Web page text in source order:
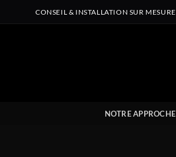
CONSEIL & INSTALLATION SUR MESURE
NOTRE APPROCHE